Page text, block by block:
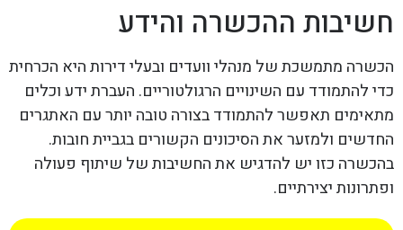
חשיבות ההכשרה והידע
הכשרה מתמשכת של מנהלי וועדים ובעלי דירות היא הכרחית
כדי להתמודד עם השינויים הרגולטוריים. העברת ידע וכלים
מתאימים תאפשר להתמודד בצורה טובה יותר עם האתגרים
החדשים ולמזער את הסיכונים הקשורים בגביית חובות.
בהכשרה כזו יש להדגיש את החשיבות של שיתוף פעולה
ופתרונות יצירתיים.